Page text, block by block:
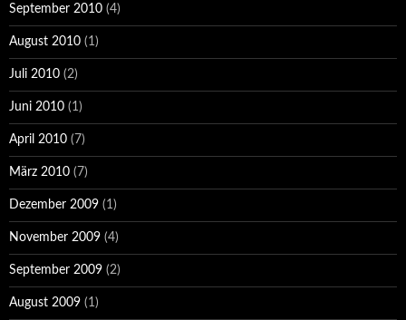
September 2010 (4)
August 2010 (1)
Juli 2010 (2)
Juni 2010 (1)
April 2010 (7)
März 2010 (7)
Dezember 2009 (1)
November 2009 (4)
September 2009 (2)
August 2009 (1)